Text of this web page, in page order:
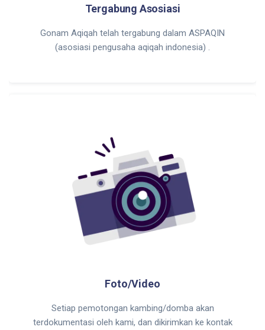
Tergabung Asosiasi
Gonam Aqiqah telah tergabung dalam ASPAQIN
(asosiasi pengusaha aqiqah indonesia) .
Foto/Video
Setiap pemotongan kambing/domba akan
terdokumentasi oleh kami, dan dikirimkan ke kontak